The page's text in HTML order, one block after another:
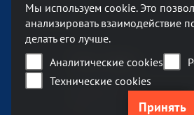
Контакты
Наш офис
Москва, Ленинский
Бизнес-центр
Мы используем cookie. Это
анализировать взаимодействие
делать его лучше.
Аналитические cookies
Технические cookies